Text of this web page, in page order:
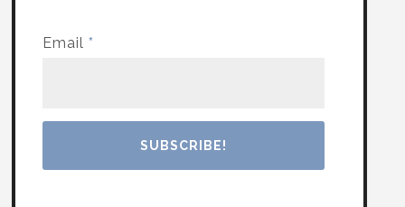
Email*